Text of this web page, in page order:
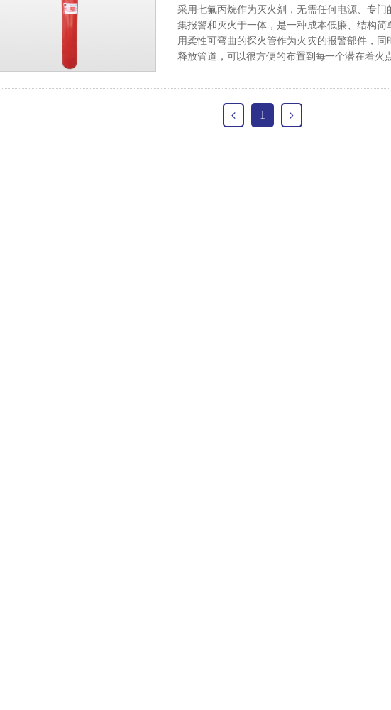
采用七氟丙烷作为灭火剂，无需任何电源、专门
集报警和灭火于一体，是一种成本低廉、结构
用柔性可弯曲的探火管作为火灾的报警部件，
释放管道，可以很方便的布置到每一个潜在着火
1